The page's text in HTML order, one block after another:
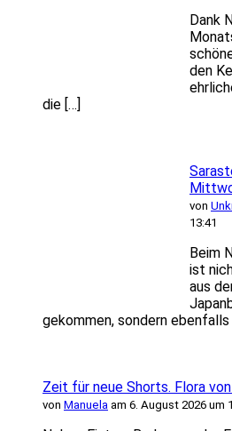
Dank
den
die […]
von
13:41
Beim
ist
aus
gekommen, sondern ebenfalls
Zeit für neue Shorts. Flora
von Manuela am 6. August 2026 um